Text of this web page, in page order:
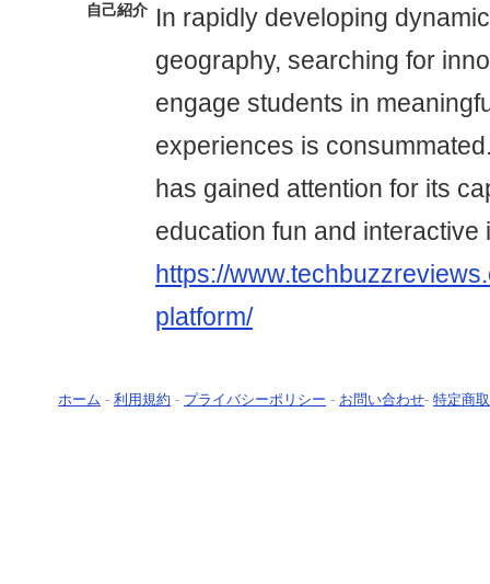
自己紹介 In rapidly developing
geography, searching for
engage students in
experiences is
has gained attention for its
education fun and interactive
https://
platform/
ホーム - 利用規約 - プライバシーポリシー - お問い合わせ- 特定商